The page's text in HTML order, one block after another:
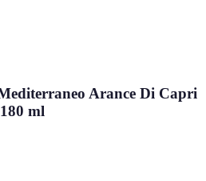
Arance Di Capri
ml